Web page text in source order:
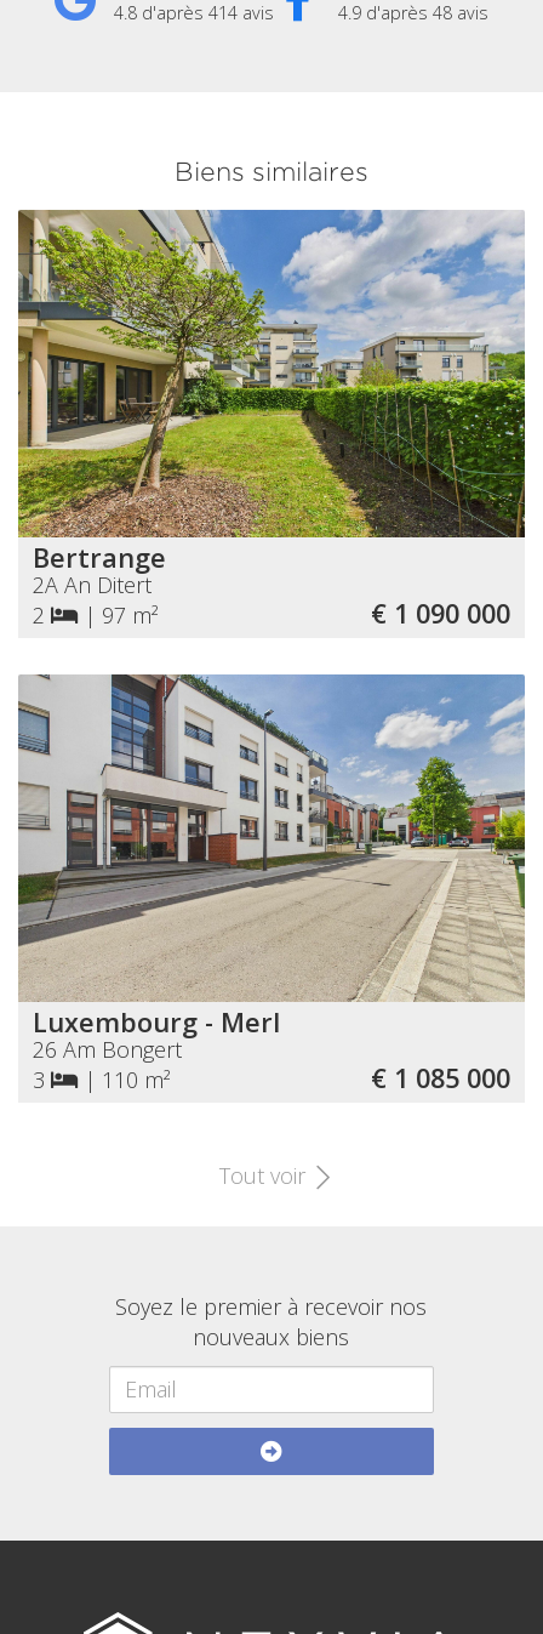
4.8 d'après 414 avis 4.9 d'après 48 avis
Biens similaires
Bertrange
2A An Ditert
2
| 97 m² € 1 090 000
Luxembourg - Merl
26 Am Bongert
3
| 110 m² € 1 085 000
Tout voir
Soyez le premier à recevoir nos
nouveaux biens